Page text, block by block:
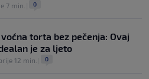
7 min. 0
torta bez pečenja: Ovaj
je za ljeto
12 min. 0